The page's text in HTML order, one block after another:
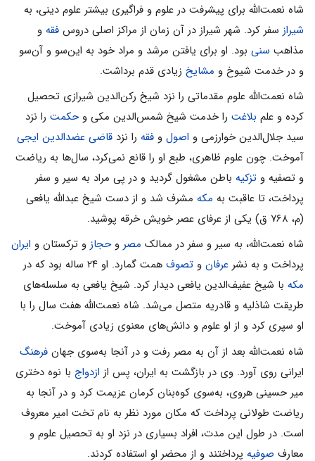
شاه نعمت‌الله براى پیشرفت در علوم و فراگیرى بیشتر علوم دینى، به
شیراز سفر کرد. شهر شیراز در آن زمان از مراکز اصلى دروس فقه و
مذاهب سنی بود. او براى یافتن مرشد و مراد خود به این‌سو و آن‌سو
و در خدمت شیوخ و مشایخ زیادى قدم برداشت.
شاه نعمت‌الله علوم مقدماتى را نزد شیخ رکن‌الدین شیرازى تحصیل
کرده و علم بلاغت را خدمت شیخ شمس‌الدین مکى وحکمت را نزد
سید جلال‌الدین خوارزمى و اصول و فقه را نزد قاضی عضدالدین ایجی
آموخت. چون علوم ظاهرى، طبع او را قانع نمى‌کرد، سال‌ها به ریاضت
و تصفیه و تزکیه باطن مشغول گردید و در پى مراد به سیر و سفر
پرداخت، تا عاقبت به مکه مشرف شد و از دست شیخ عبدالله یافعى
(م، ۷۶۸ ق) یکى از عرفاى عصر خویش خرقه پوشید.
شاه نعمت‌الله، به سیر و سفر در ممالک مصر وحجاز و ترکستان و ایران
پرداخت و به نشر عرفان و تصوف همت گمارد. او ۲۴ ساله بود که در
مکه با شیخ عفیف‌الدین یافعى دیدار کرد. شیخ یافعى به سلسله‌هاى
طریقت شاذلیه و قادریه متصل مى‌شد. شاه نعمت‌الله هفت سال را با
او سپرى کرد و از او علوم و دانش‌هاى معنوى زیادى آموخت.
شاه نعمت‌الله بعد از آن به مصر رفت و در آنجا به‌سوى جهان فرهنگ
ایرانى روى آورد. وى در بازگشت به ایران، پس از ازدواج با نوه دخترى
میر حسینى هروى، به‌سوى کوه‌بنان کرمان عزیمت کرد و در آنجا به
ریاضت طولانى پرداخت که مکان مورد نظر به نام تخت امیر معروف
است. در طول این مدت، افراد بسیارى در نزد او به تحصیل علوم و
معارف صوفیه پرداختند و از محضر او استفاده کردند.